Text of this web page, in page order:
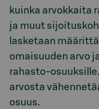
kuinka arvokkaita
ja muut
lasketaan
omaisuuden arvo
rahasto-
arvosta
osuus.